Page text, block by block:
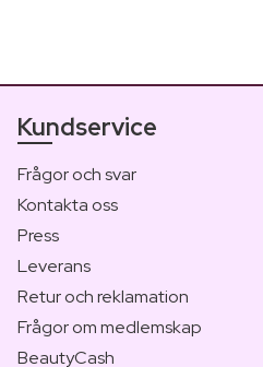
Kundservice
Frågor och svar
Kontakta oss
Press
Leverans
Retur och reklamation
Frågor om medlemskap
BeautyCash